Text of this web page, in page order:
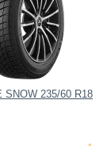
SNOW 235/60 R18